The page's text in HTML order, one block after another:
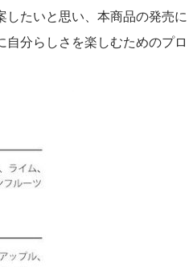
たいと思い、本商品の発売に
分らしさを楽しむためのプロ